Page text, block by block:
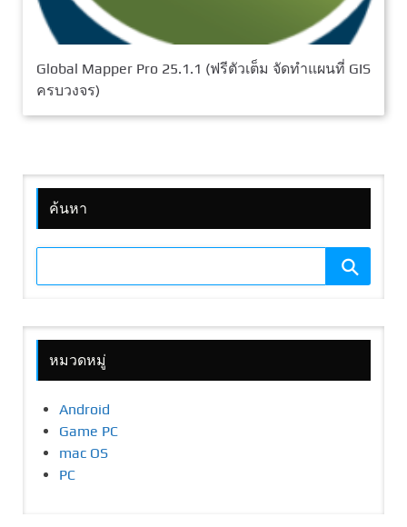
Global Mapper Pro 25.1.1 (ฟรีตัวเต็ม จัดทำแผนที่ GIS
ครบวงจร)
ค้นหา
หมวดหมู่
Android
Game PC
mac OS
PC